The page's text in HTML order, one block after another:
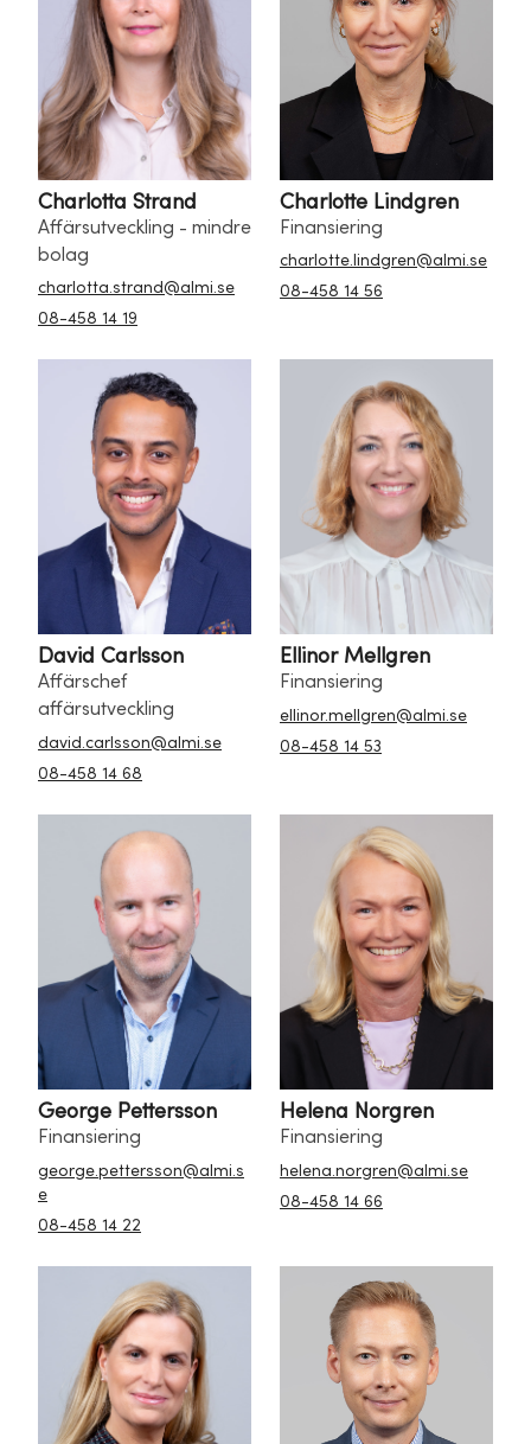
Charlotta Strand
Affärsutveckling - mindre
bolag
charlotta.strand@almi.se
08-458 14 19
Charlotte Lindgren
Finansiering
charlotte.lindgren@almi.se
08-458 14 56
David Carlsson
Affärschef
affärsutveckling
david.carlsson@almi.se
08-458 14 68
Ellinor Mellgren
Finansiering
ellinor.mellgren@almi.se
08-458 14 53
George Pettersson
Finansiering
george.pettersson@almi.s
e
08-458 14 22
Helena Norgren
Finansiering
helena.norgren@almi.se
08-458 14 66